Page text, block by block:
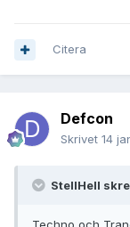
Citera
Defcon
Skrivet 14
StellHell